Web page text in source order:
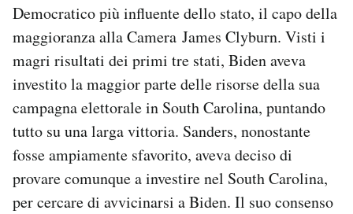
Democratico più influente dello stato, il capo della
maggioranza alla Camera James Clyburn. Visti i
magri risultati dei primi tre stati, Biden aveva
investito la maggior parte delle risorse della sua
campagna elettorale in South Carolina, puntando
tutto su una larga vittoria. Sanders, nonostante
fosse ampiamente sfavorito, aveva deciso di
provare comunque a investire nel South Carolina,
per cercare di avvicinarsi a Biden. Il suo consenso